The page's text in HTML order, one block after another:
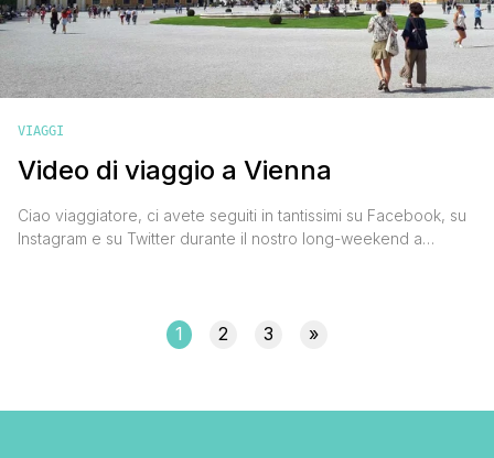
VIAGGI
Video di viaggio a Vienna
Ciao viaggiatore, ci avete seguiti in tantissimi su Facebook, su
Instagram e su Twitter durante il nostro long-weekend a
1 2 3 »